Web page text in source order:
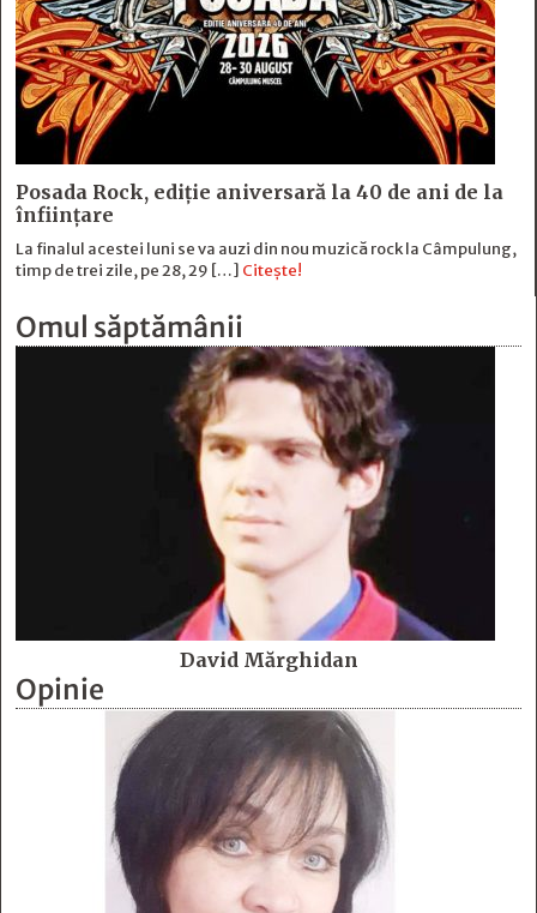
Posada Rock, ediţie aniversară la 40 de ani de la
înfiinţare
La finalul acestei luni se va auzi din nou muzică rock la Câmpulung,
timp de trei zile, pe 28, 29 […] Citește!
Omul săptămânii
David Mărghidan
Opinie